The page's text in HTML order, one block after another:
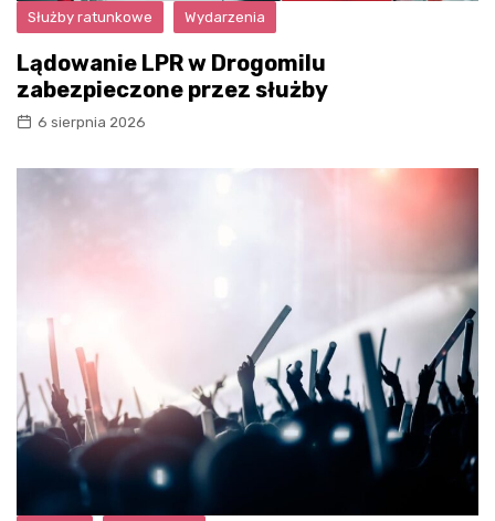
Służby ratunkowe Wydarzenia
Lądowanie LPR w Drogomilu
zabezpieczone przez służby
6 sierpnia 2026